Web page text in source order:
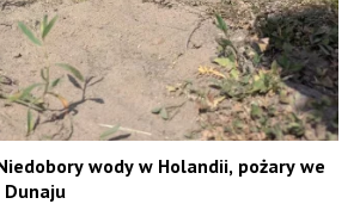
wody w Holandii, pożary we